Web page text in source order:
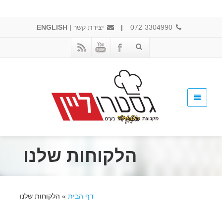
072-3304990
| יצירת קשר |
ENGLISH
הלקוחות שלנו
דף הבית » הלקוחות שלנו